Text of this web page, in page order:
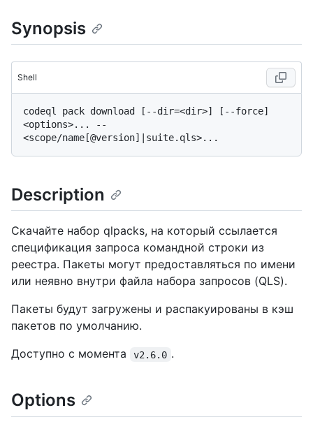
Synopsis
Shell
codeql pack download [--dir=<dir>] [--force]
<options>... --
Description
Скачайте набор qlpacks, на который ссылается
спецификация запроса командной строки из
реестра. Пакеты могут предоставляться по имени
или неявно внутри файла набора запросов (QLS).
Пакеты будут загружены и распакуированы в кэш
пакетов по умолчанию.
Доступно с момента
v2.6.0 .
Options